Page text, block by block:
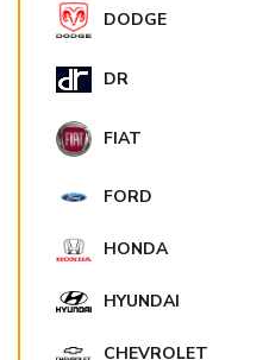
DODGE
DR
FIAT
FORD
HONDA
HYUNDAI
CHEVROLET